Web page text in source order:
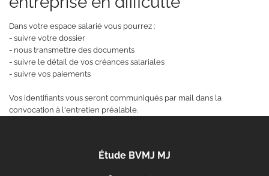
Dans votre espace salarié vous pourrez :
- suivre votre dossier
- nous transmettre des documents
- suivre le détail de vos créances salariales
- suivre vos paiements
Vos identifiants vous seront communiqués par mail dans la
convocation à l'entretien préalable.
Étude BVMJ MJ